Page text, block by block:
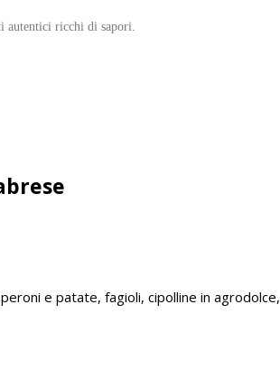
autentici ricchi di sapori.
e patate, fagioli, cipolline in agrodolce,